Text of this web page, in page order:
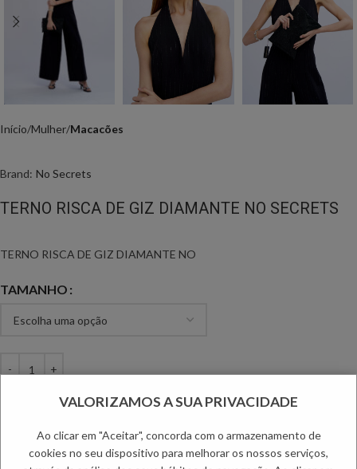
Início Mulher Macacões
Brand: No Secrets
TERNO RISCA DE GIZ DIAMANTE NO SECRETS
TERNO RISCA DE GIZ DIAMANTE NO
TAMANHO
ADICIONAR
Adicionar aos favoritos
VALORIZAMOS A SUA PRIVACIDADE
Ao clicar em "Aceitar", concorda com o armazenamento de
cookies no seu dispositivo para melhorar os nossos serviços,